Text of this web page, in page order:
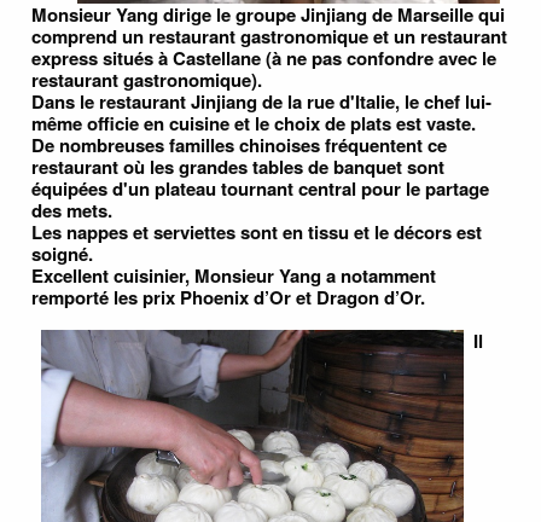
Monsieur Yang dirige le groupe Jinjiang de Marseille qui
comprend un restaurant gastronomique et un restaurant
express situés à Castellane (à ne pas confondre avec le
restaurant gastronomique).
Dans le restaurant Jinjiang de la rue d'Italie, le chef lui-
même officie en cuisine et le choix de plats est vaste.
De nombreuses familles chinoises fréquentent ce
restaurant où les grandes tables de banquet sont
équipées d'un plateau tournant central pour le partage
des mets.
Les nappes et serviettes sont en tissu et le décors est
soigné.
Excellent cuisinier, Monsieur Yang a notamment
remporté les prix Phoenix d’Or et Dragon d’Or.
Il